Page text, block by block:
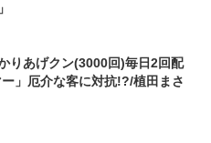
りあげクン(3000回)毎日2回配
」厄介な客に対抗!?/植田まさ